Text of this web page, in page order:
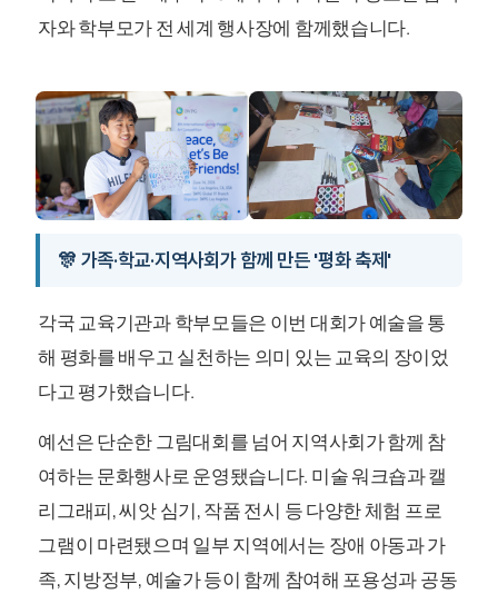
자와 학부모가 전 세계 행사장에 함께했습니다.
🎊 가족·학교·지역사회가 함께 만든 '평화 축제'
각국 교육기관과 학부모들은 이번 대회가 예술을 통
해 평화를 배우고 실천하는 의미 있는 교육의 장이었
다고 평가했습니다.
예선은 단순한 그림대회를 넘어 지역사회가 함께 참
여하는 문화행사로 운영됐습니다. 미술 워크숍과 캘
리그래피, 씨앗 심기, 작품 전시 등 다양한 체험 프로
그램이 마련됐으며 일부 지역에서는 장애 아동과 가
족, 지방정부, 예술가 등이 함께 참여해 포용성과 공동